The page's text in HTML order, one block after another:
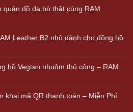
đồ da bò thật cùng RAM
Leather B2 nhỏ dành cho đồng hồ
hồ Vegtan nhuộm thủ công – RAM
khai mã QR thanh toán – Miễn Phí